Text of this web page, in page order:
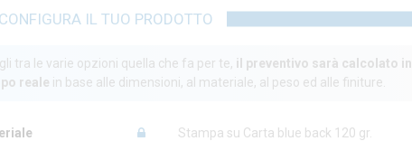
CONFIGURA IL TUO PRODOTTO
tra le varie opzioni quella che fa per te, il preventivo sarà calcolato in
reale in base alle dimensioni, al materiale, al peso ed alle finiture.
Stampa su Carta blue back 120 gr.